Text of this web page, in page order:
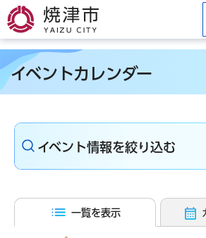
焼津市
イベントカレンダー
イベント情報を絞り込む
一覧を表示